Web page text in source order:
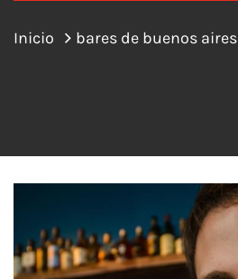
Inicio bares de buenos aires